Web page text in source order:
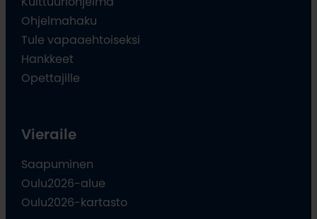
Ohjelmahaku
Tule vapaaehtoiseksi
Hankkeet
Opettajille
Vieraile
Saapuminen
Oulu2026-alue
Oulu2026-kartasto